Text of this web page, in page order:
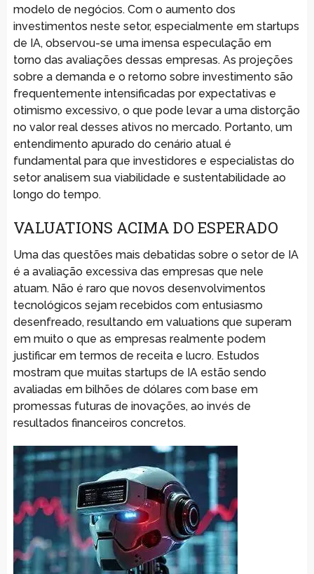
modelo de negócios. Com o aumento dos
investimentos neste setor, especialmente em startups
de IA, observou-se uma imensa especulação em
torno das avaliações dessas empresas. As projeções
sobre a demanda e o retorno sobre investimento são
frequentemente intensificadas por expectativas e
otimismo excessivo, o que pode levar a uma distorção
no valor real desses ativos no mercado. Portanto, um
entendimento apurado do cenário atual é
fundamental para que investidores e especialistas do
setor analisem sua viabilidade e sustentabilidade ao
longo do tempo.
VALUATIONS ACIMA DO ESPERADO
Uma das questões mais debatidas sobre o setor de IA
é a avaliação excessiva das empresas que nele
atuam. Não é raro que novos desenvolvimentos
tecnológicos sejam recebidos com entusiasmo
desenfreado, resultando em valuations que superam
em muito o que as empresas realmente podem
justificar em termos de receita e lucro. Estudos
mostram que muitas startups de IA estão sendo
avaliadas em bilhões de dólares com base em
promessas futuras de inovações, ao invés de
resultados financeiros concretos.